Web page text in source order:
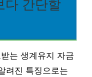
다 간단할
는 생계유지 자금
려진 특징으로는